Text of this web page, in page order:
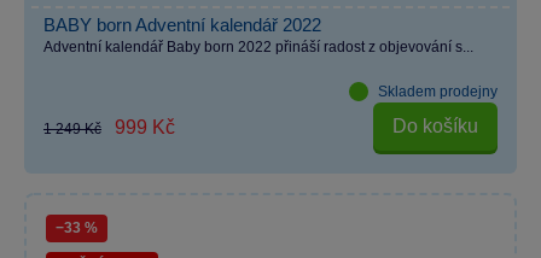
BABY born Adventní kalendář 2022
Adventní kalendář Baby born 2022 přináší radost z objevování s...
Skladem prodejny
1 249 Kč 999 Kč Do košíku
−33 %